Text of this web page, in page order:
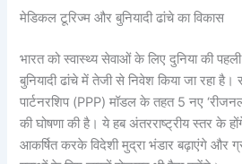
मेडिकल टूरिज्म और बुनियादी ढांचे का विकास
भारत को स्वास्थ्य सेवाओं के लिए दुनिया की
बुनियादी ढांचे में तेजी से निवेश किया जा रहा
पार्टनरशिप (PPP) मॉडल के तहत 5 नए
की घोषणा की है। ये हब अंतरराष्ट्रीय स्तर के
आकर्षित करके विदेशी मुद्रा भंडार बढ़ाएंगे और